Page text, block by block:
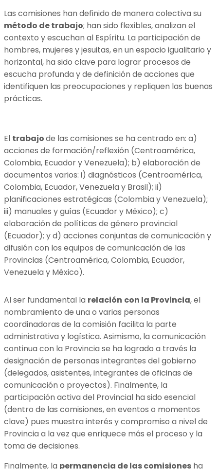
Las comisiones han definido de manera colectiva su
método de trabajo; han sido flexibles, analizan el
contexto y escuchan al Espíritu. La participación de
hombres, mujeres y jesuitas, en un espacio igualitario y
horizontal, ha sido clave para lograr procesos de
escucha profunda y de definición de acciones que
identifiquen las preocupaciones y repliquen las buenas
prácticas.
El trabajode las comisiones se ha centrado en: a)
acciones de formación/reflexión (Centroamérica,
Colombia, Ecuador y Venezuela); b) elaboración de
documentos varios: i) diagnósticos (Centroamérica,
Colombia, Ecuador, Venezuela y Brasil); ii)
planificaciones estratégicas (Colombia y Venezuela);
iii) manuales y guías (Ecuador y México); c)
elaboración de políticas de género provincial
(Ecuador); y d) acciones conjuntas de comunicación y
difusión con los equipos de comunicación de las
Provincias (Centroamérica, Colombia, Ecuador,
Venezuela y México).
Al ser fundamental la relación con la Provincia, el
nombramiento de una o varias personas
coordinadoras de la comisión facilita la parte
administrativa y logística. Asimismo, la comunicación
continua con la Provincia se ha logrado a través la
designación de personas integrantes del gobierno
(delegados, asistentes, integrantes de oficinas de
comunicación o proyectos). Finalmente, la
participación activa del Provincial ha sido esencial
(dentro de las comisiones, en eventos o momentos
clave) pues muestra interés y compromiso a nivel de
Provincia a la vez que enriquece más el proceso y la
toma de decisiones.
Finalmente, la permanencia de las comisiones ha